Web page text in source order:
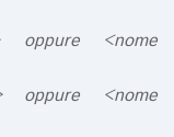
oppure <nome
oppure <nome